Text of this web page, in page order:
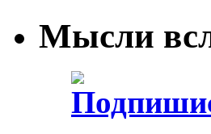
Мысли